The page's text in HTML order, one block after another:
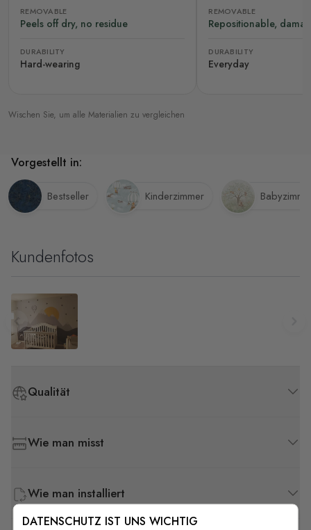
REMOVABLE
Peels off dry, no residue
DURABILITY
Hard-wearing
REMOVABLE
Repositionable,
DURABILITY
Everyday
Wischen Sie, um alle Materialien zu vergleichen
Qualität
Wie man misst
Wie man installiert
Vorgestellt in:
Bestseller Kinderzimmer
Kundenfotos
DATENSCHUTZ IST UNS WICHTIG